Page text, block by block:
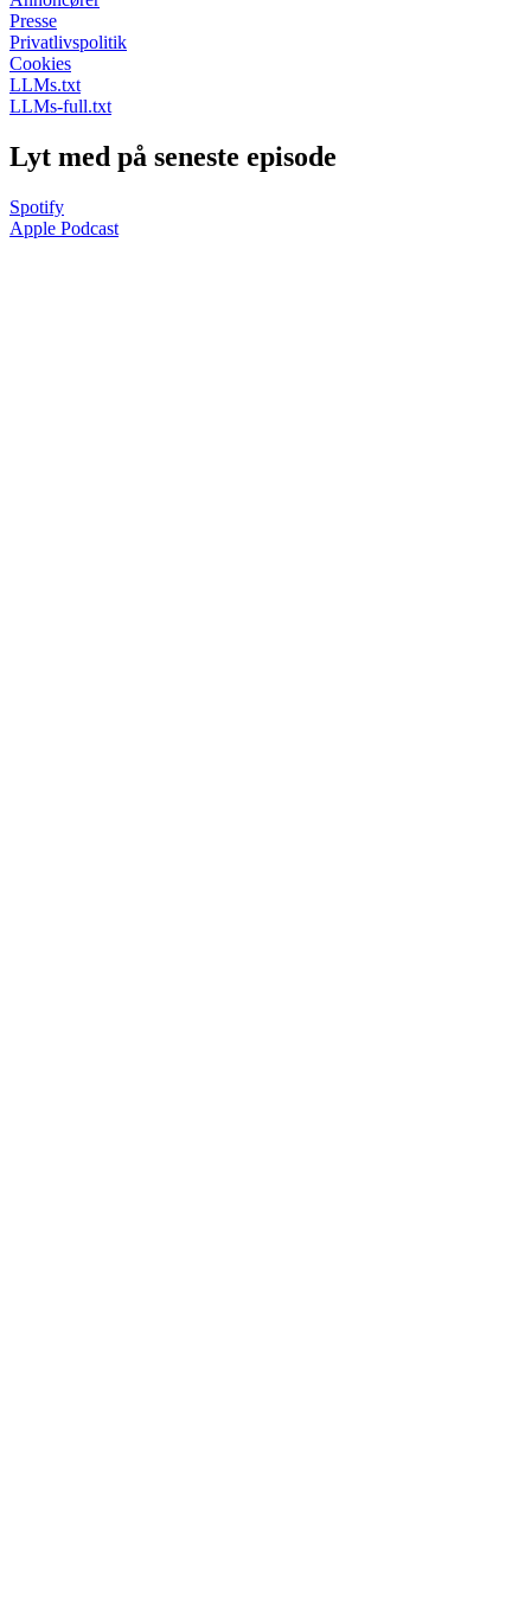
Presse
Privatlivspolitik
Cookies
LLMs.txt
LLMs-full.txt
Lyt med på seneste episode
Spotify
Apple Podcast